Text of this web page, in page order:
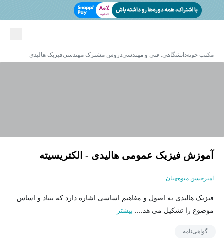
مکتب خونهدانشگاهی: فنی و مهندسیدروس مشترک مهندسیفیزیک هالیدی
آموزش فیزیک عمومی هالیدی - الکتریسیته
امیرحسن میوه‌چیان
فیزیک هالیدی به اصول و مفاهیم اساسی اشاره دارد که بنیاد و اساس
موضوع را تشکیل می هد.... بیشتر
گواهی‌نامه